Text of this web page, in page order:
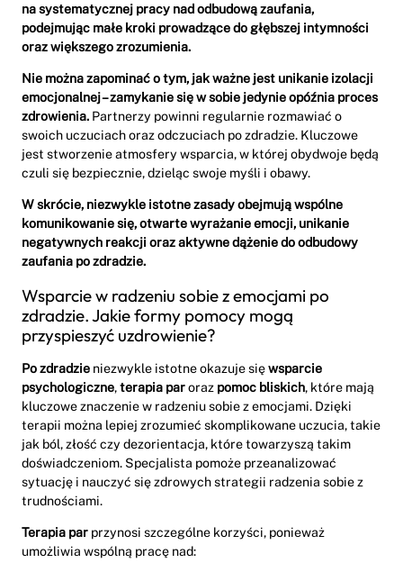
na systematycznej pracy nad odbudową zaufania,
podejmując małe kroki prowadzące do głębszej intymności
oraz większego zrozumienia.
Nie można zapominać o tym, jak ważne jest unikanie izolacji
emocjonalnej – zamykanie się w sobie jedynie opóźnia proces
zdrowienia. Partnerzy powinni regularnie rozmawiać o
swoich uczuciach oraz odczuciach po zdradzie. Kluczowe
jest stworzenie atmosfery wsparcia, w której obydwoje będą
czuli się bezpiecznie, dzieląc swoje myśli i obawy.
W skrócie, niezwykle istotne zasady obejmują wspólne
komunikowanie się, otwarte wyrażanie emocji, unikanie
negatywnych reakcji oraz aktywne dążenie do odbudowy
zaufania po zdradzie.
Wsparcie w radzeniu sobie z emocjami po
zdradzie. Jakie formy pomocy mogą
przyspieszyć uzdrowienie?
Po zdradzie niezwykle istotne okazuje sięwsparcie
psychologiczne,terapia paroraz pomoc bliskich, które mają
kluczowe znaczenie w radzeniu sobie z emocjami. Dzięki
terapii można lepiej zrozumieć skomplikowane uczucia, takie
jak ból, złość czy dezorientacja, które towarzyszą takim
doświadczeniom. Specjalista pomoże przeanalizować
sytuację i nauczyć się zdrowych strategii radzenia sobie z
trudnościami.
Terapia par przynosi szczególne korzyści, ponieważ
umożliwia wspólną pracę nad: